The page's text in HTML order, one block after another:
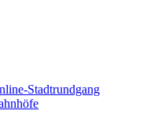
Stadtrundgang